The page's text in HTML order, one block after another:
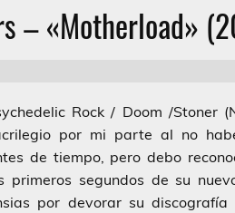
– «Motherload»
Rock / Doom /Stoner
por mi parte al no
de tiempo, pero debo
primeros segundos de su
por devorar su